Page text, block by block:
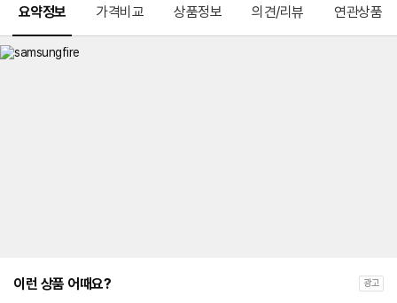
요약정보 가격비교 상품정보 의견/리뷰 연관상품
이런 상품 어때요? 광고